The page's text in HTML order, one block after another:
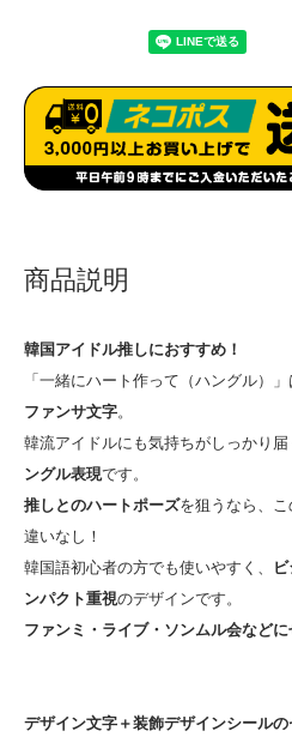
商品説明
韓国アイドル推しにおすすめ！
「一緒にハート作って（ハングル）」
ファンサ文字。
韓流アイドルにも気持ちがしっかり届
ングル表現です。
推しとのハートポーズを狙うなら、
違いなし！
韓国語初心者の方でも使いやすく、
ンパクト重視のデザインです。
ファンミ・ライブ・ソンムル会などに
デザイン文字＋装飾デザインシールの